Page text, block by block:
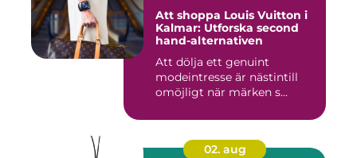
Att shoppa Louis Vuitton i
Kalmar: Utforska second
hand-alternativen
Att dölja ett genuint
modeintresse är nästintill
omöjligt när märken s...
02. aug